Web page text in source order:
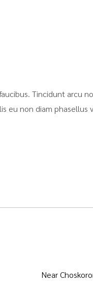
Tincidunt arcu
non diam phasellus
Near